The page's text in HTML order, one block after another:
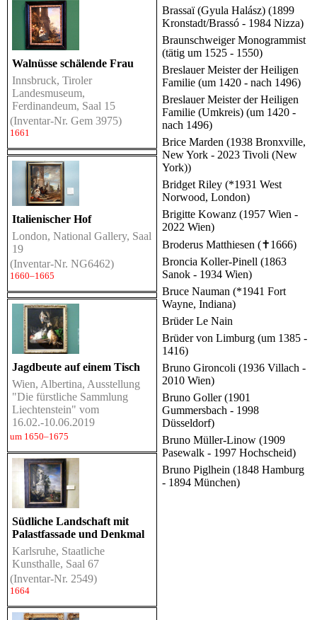
Walnüsse schälende Frau
Innsbruck, Tiroler
Landesmuseum,
Ferdinandeum, Saal 15
(Inventar-Nr. Gem 3975)
1661
Italienischer Hof
London, National Gallery, Saal
19
(Inventar-Nr. NG6462)
1660–1665
Jagdbeute auf einem Tisch
Wien, Albertina, Ausstellung
"Die fürstliche Sammlung
Liechtenstein" vom
16.02.-10.06.2019
um 1650–1675
Südliche Landschaft mit
Palastfassade und Denkmal
Karlsruhe, Staatliche
Kunsthalle, Saal 67
(Inventar-Nr. 2549)
1664
Brassaï (Gyula Halász) (1899
Kronstadt/Brassó - 1984 Nizza)
Braunschweiger Monogrammist
(tätig um 1525 - 1550)
Breslauer Meister der Heiligen
Familie (um 1420 - nach 1496)
Breslauer Meister der Heiligen
Familie (Umkreis) (um 1420 -
nach 1496)
Brice Marden (1938 Bronxville,
New York - 2023 Tivoli (New
York))
Bridget Riley (*1931 West
Norwood, London)
Brigitte Kowanz (1957 Wien -
2022 Wien)
Broderus Matthiesen (✝1666)
Broncia Koller-Pinell (1863
Sanok - 1934 Wien)
Bruce Nauman (*1941 Fort
Wayne, Indiana)
Brüder Le Nain
Brüder von Limburg (um 1385 -
1416)
Bruno Gironcoli (1936 Villach -
2010 Wien)
Bruno Goller (1901
Gummersbach - 1998
Düsseldorf)
Bruno Müller-Linow (1909
Pasewalk - 1997 Hochscheid)
Bruno Piglhein (1848 Hamburg
- 1894 München)